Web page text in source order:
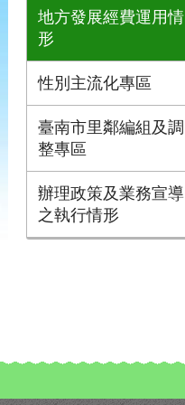
地方發展經費運用情
形
性別主流化專區
臺南市里鄰編組及調
整專區
辦理政策及業務宣導
之執行情形